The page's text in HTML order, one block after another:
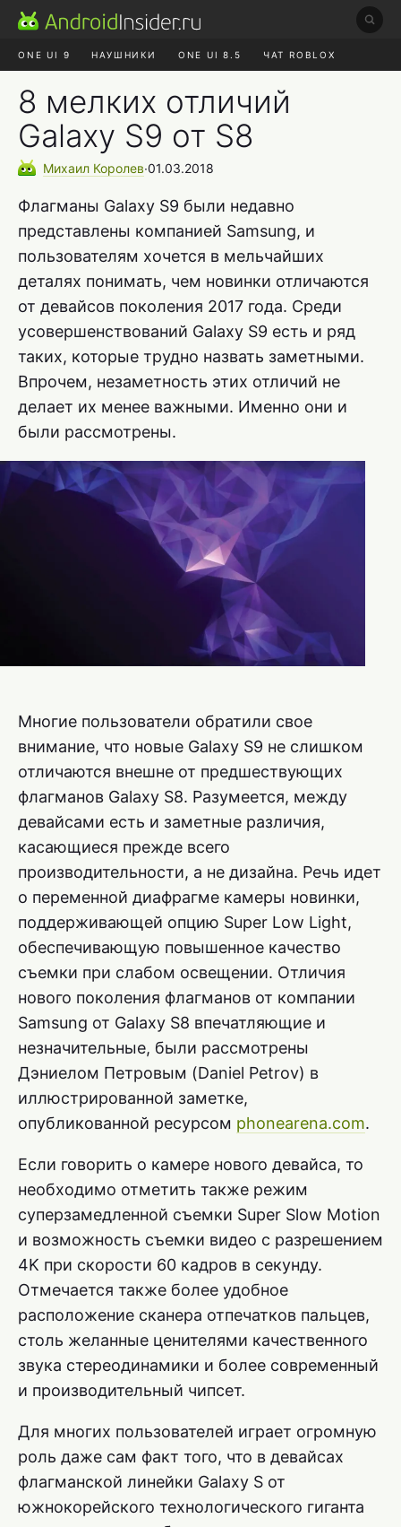
ONE UI 9 НАУШНИКИ ONE UI 8.5 ЧАТ ROBLOX
8 мелких отличий
Galaxy S9 от S8
Михаил Королев∙01.03.2018
Флагманы Galaxy S9 были недавно
представлены компанией Samsung, и
пользователям хочется в мельчайших
деталях понимать, чем новинки отличаются
от девайсов поколения 2017 года. Среди
усовершенствований Galaxy S9 есть и ряд
таких, которые трудно назвать заметными.
Впрочем, незаметность этих отличий не
делает их менее важными. Именно они и
были рассмотрены.
Многие пользователи обратили свое
внимание, что новые Galaxy S9 не слишком
отличаются внешне от предшествующих
флагманов Galaxy S8. Разумеется, между
девайсами есть и заметные различия,
касающиеся прежде всего
производительности, а не дизайна. Речь идет
о переменной диафрагме камеры новинки,
поддерживающей опцию Super Low Light,
обеспечивающую повышенное качество
съемки при слабом освещении. Отличия
нового поколения флагманов от компании
Samsung от Galaxy S8 впечатляющие и
незначительные, были рассмотрены
Дэниелом Петровым (Daniel Petrov) в
иллюстрированной заметке,
опубликованной ресурсом phonearena.com.
Если говорить о камере нового девайса, то
необходимо отметить также режим
суперзамедленной съемки Super Slow Motion
и возможность съемки видео с разрешением
4K при скорости 60 кадров в секунду.
Отмечается также более удобное
расположение сканера отпечатков пальцев,
столь желанные ценителями качественного
звука стереодинамики и более современный
и производительный чипсет.
Для многих пользователей играет огромную
роль даже сам факт того, что в девайсах
флагманской линейки Galaxy S от
южнокорейского технологического гиганта